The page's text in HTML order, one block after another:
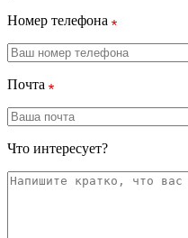
Номер телефона
Почта
Что интересует?